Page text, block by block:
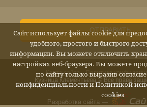
ОТПРАВИТЬ
Кузница Клементьева © Все права
Карта сайта Политика
Разработка сайта —
Сайт использует файлы cookie для
удобного, простого и быстрого
информации. Вы можете отключить
настройках веб-браузера. Вы можете
по сайту только выразив согласие
конфиденциальностии Политикой
cookies